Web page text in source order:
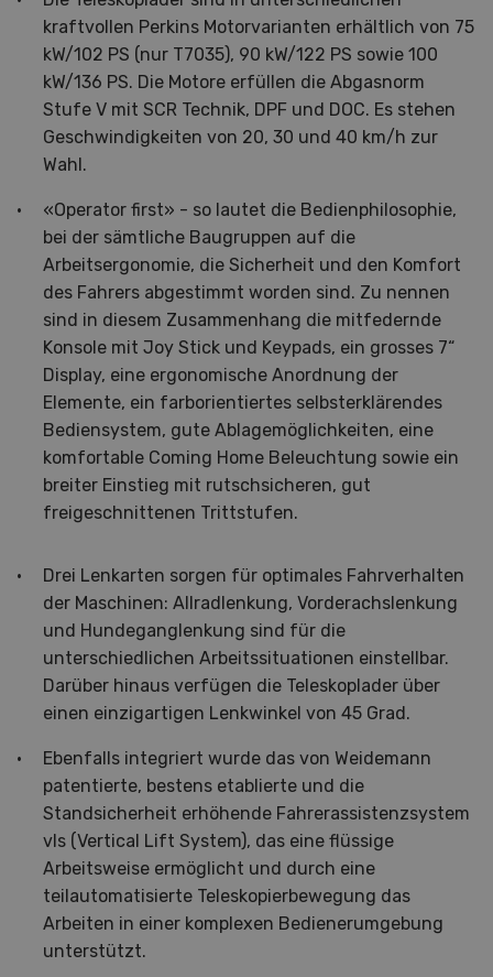
kraftvollen Perkins Motorvarianten erhältlich von 75
kW/102 PS (nur T7035), 90 kW/122 PS sowie 100
kW/136 PS. Die Motore erfüllen die Abgasnorm
Stufe V mit SCR Technik, DPF und DOC. Es stehen
Geschwindigkeiten von 20, 30 und 40 km/h zur
Wahl.
«Operator first» - so lautet die Bedienphilosophie,
bei der sämtliche Baugruppen auf die
Arbeitsergonomie, die Sicherheit und den Komfort
des Fahrers abgestimmt worden sind. Zu nennen
sind in diesem Zusammenhang die mitfedernde
Konsole mit Joy Stick und Keypads, ein grosses 7“
Display, eine ergonomische Anordnung der
Elemente, ein farborientiertes selbsterklärendes
Bediensystem, gute Ablagemöglichkeiten, eine
komfortable Coming Home Beleuchtung sowie ein
breiter Einstieg mit rutschsicheren, gut
freigeschnittenen Trittstufen.
Drei Lenkarten sorgen für optimales Fahrverhalten
der Maschinen: Allradlenkung, Vorderachslenkung
und Hundeganglenkung sind für die
unterschiedlichen Arbeitssituationen einstellbar.
Darüber hinaus verfügen die Teleskoplader über
einen einzigartigen Lenkwinkel von 45 Grad.
Ebenfalls integriert wurde das von Weidemann
patentierte, bestens etablierte und die
Standsicherheit erhöhende Fahrerassistenzsystem
vls (Vertical Lift System), das eine flüssige
Arbeitsweise ermöglicht und durch eine
teilautomatisierte Teleskopierbewegung das
Arbeiten in einer komplexen Bedienerumgebung
unterstützt.